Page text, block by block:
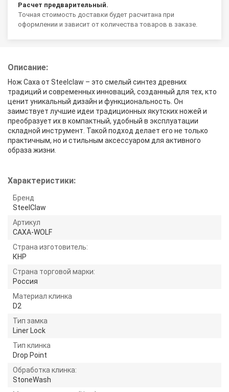
Расчет предварительный.
Точная стоимость доставки будет расчитана при
оформлении и зависит от количества товаров в заказе.
Описание:
Нож Саха от Steelclaw – это смелый синтез древних
традиций и современных инноваций, созданный для тех, кто
ценит уникальный дизайн и функциональность. Он
заимствует лучшие идеи традиционных якутских ножей и
преобразует их в компактный, удобный в эксплуатации
складной инструмент. Такой подход делает его не только
практичным, но и стильным аксессуаром для активного
образа жизни.
Характеристики:
Бренд
SteelClaw
Артикул
CAXA-WOLF
Страна изготовитель:
КНР
Страна торговой марки:
Россия
Материал клинка
D2
Тип замка
Liner Lock
Тип клинка
Drop Point
Обработка клинка:
StoneWash